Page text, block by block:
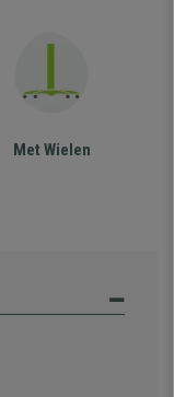
Met Wielen